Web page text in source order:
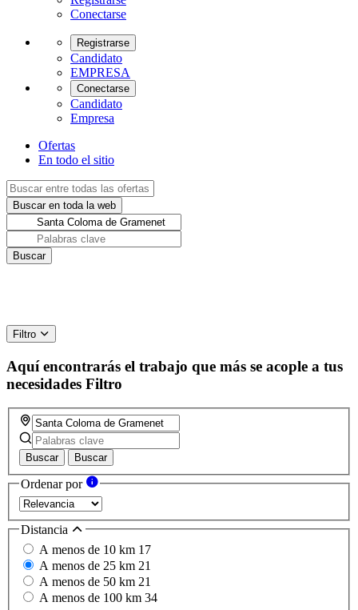
Conectarse
Registrarse
Candidato
EMPRESA
Conectarse
Candidato
Empresa
Ofertas
En todo el sitio
Filtro
Aquí encontrarás el trabajo que más se acople a tus
necesidades Filtro
Buscar Buscar
Ordenar por
Distancia
A menos de 10 km 17
A menos de 25 km 21
A menos de 50 km 21
A menos de 100 km 34